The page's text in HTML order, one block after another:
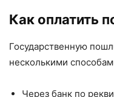
Как оплатить
Государственную
несколькими
Через банк по